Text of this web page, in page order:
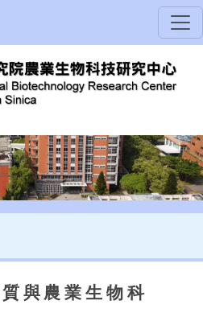
與農業生物科